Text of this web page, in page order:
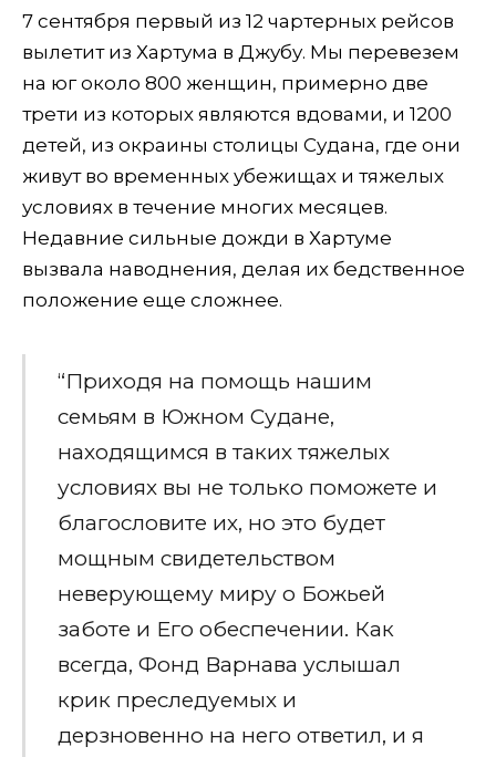
7 сентября первый из 12 чартерных рейсов
вылетит из Хартума в Джубу. Мы перевезем
на юг около 800 женщин, примерно две
трети из которых являются вдовами, и 1200
детей, из окраины столицы Судана, где они
живут во временных убежищах и тяжелых
условиях в течение многих месяцев.
Недавние сильные дожди в Хартуме
вызвала наводнения, делая их бедственное
положение еще сложнее.
“Приходя на помощь нашим
семьям в Южном Судане,
находящимся в таких тяжелых
условиях вы не только поможете и
благословите их, но это будет
мощным свидетельством
неверующему миру о Божьей
заботе и Его обеспечении. Как
всегда, Фонд Варнава услышал
крик преследуемых и
дерзновенно на него ответил, и я